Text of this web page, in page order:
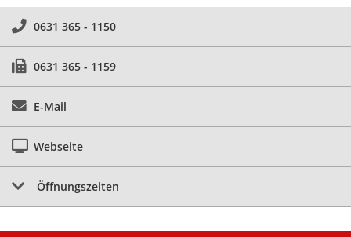
0631 365 - 1150
0631 365 - 1159
E-Mail
Webseite
Öffnungszeiten